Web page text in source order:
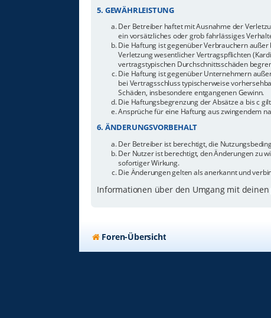
5. GEWÄHRLEISTUNG
Der Betreiber haftet mit Ausnahme der
ein vorsätzliches oder grob fahrlässiges
Die Haftung ist gegenüber Verbrauchern
Verletzung wesentlicher Vertragspflichten
vertragstypischen Durchschnittsschäden
Die Haftung ist gegenüber Unternehmern
bei Vertragsschluss typischerweise
Schäden, insbesondere entgangenen Gewinn.
Die Haftungsbegrenzung der Absätze a bis c
Ansprüche für eine Haftung aus zwingendem
6. ÄNDERUNGSVORBEHALT
Der Betreiber ist berechtigt, die
Der Nutzer ist berechtigt, den Änderungen zu
sofortiger Wirkung.
Die Änderungen gelten als anerkannt und
Informationen über den Umgang mit
Foren-Übersicht